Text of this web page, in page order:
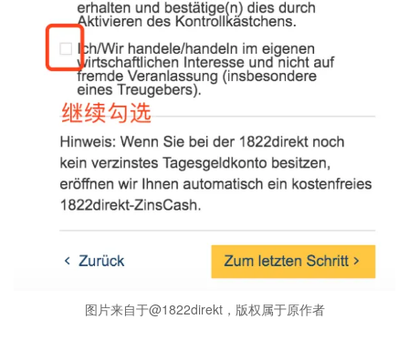
图片来自于@1822direkt，版权属于原作者